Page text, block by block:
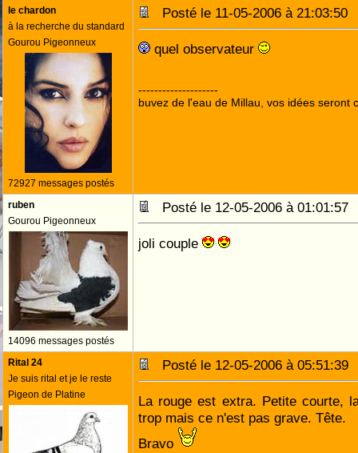
le chardon
à la recherche du standard
Gourou Pigeonneux
72927 messages postés
Posté le 11-05-2006 à
quel observateur
--------------------
buvez de l'eau de Millau, vos idées seront
ruben
Gourou Pigeonneux
14096 messages postés
Posté le 12-05-2006 à
joli couple
Rital 24
Je suis rital et je le reste
Pigeon de Platine
Posté le 12-05-2006 à
La rouge est extra. Petite courte,
trop mais ce n'est pas grave. Tête.
Bravo